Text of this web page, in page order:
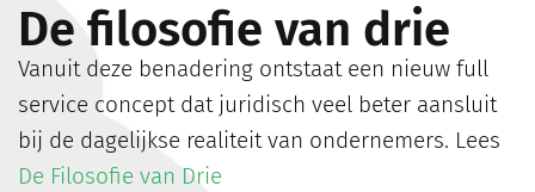
De filosofie van drie
Vanuit deze benadering ontstaat een nieuw full
service concept dat juridisch veel beter aansluit
bij de dagelijkse realiteit van ondernemers. Lees
De Filosofie van Drie